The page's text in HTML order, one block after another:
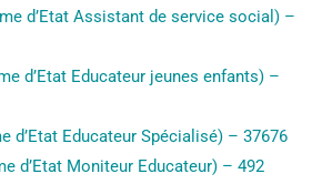
d’Etat Assistant de service social) –
d’Etat Educateur jeunes enfants) –
d’Etat Educateur Spécialisé) – 37676
d’Etat Moniteur Educateur) – 492